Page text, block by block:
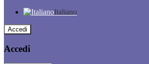
Italiano
Accedi
Accedi